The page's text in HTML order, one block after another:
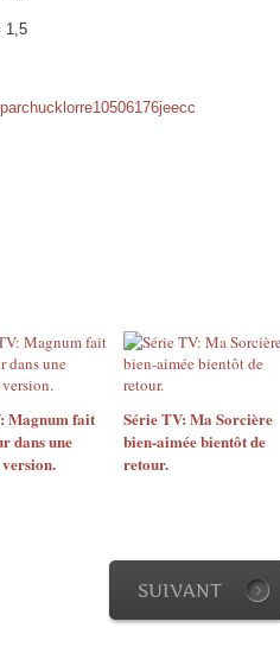
1,5
Magnum fait
dans une
Série TV: Ma Sorcière
bien-aimée bientôt de
retour.
SUIVANT